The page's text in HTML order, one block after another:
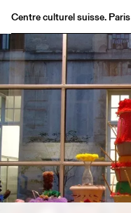
Centre culturel suisse. Paris
Agenda
Bookshop
Buvette
Archives
Medias
Publications
About
FR/EN